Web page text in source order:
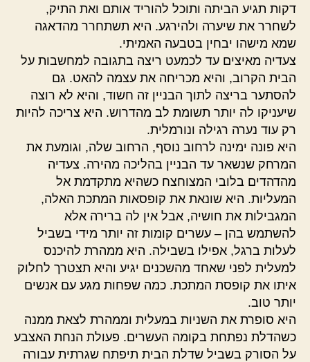
דקות תגיע הביתה ותוכל להוריד אותם ואת התיק,
לשחרר את שיערה ולהירגע. היא תשתחרר מהדאגה
שמא מישהו יבחין בטבעה האמיתי.
צעדיה מאיצים עד לכמעט ריצה בתגובה למחשבות על
הבית הקרוב, והיא מכריחה את עצמה להאט. גם
להסתער בריצה לתוך הבניין זה חשוד, והיא לא רוצה
שיעניקו לה יותר תשומת לב מהדרוש. היא צריכה להיות
רק עוד נערה רגילה ונורמלית.
היא פונה ימינה לרחוב נוסף, הרחוב שלה, וגומעת את
המרחק שנשאר עד הבניין בהליכה מהירה. צעדיה
מהדהדים בלובי המצוחצח כשהיא מתקדמת אל
המעליות. היא שונאת את קופסאות המתכת האלה,
המגבילות את חושיה, אבל אין לה ברירה אלא
להשתמש בהן – עשרים קומות זה יותר מידי בשביל
לעלות ברגל, אפילו בשבילה. היא ממהרת להיכנס
למעלית לפני שאחד מהשכנים יגיע והיא תצטרך לחלוק
איתו את קופסת המתכת. כמה שפחות מגע עם אנשים
יותר טוב.
היא סופרת את השניות במעלית וממהרת לצאת ממנה
כשהדלת נפתחת בקומה העשרים. פעולת הנחת האצבע
על הסורק בשביל שדלת הבית תיפתח שגרתית עבורה